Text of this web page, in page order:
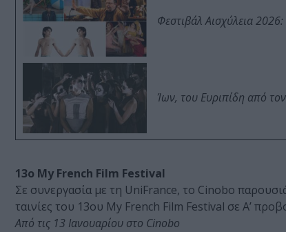
Φεστιβάλ Αισχύλεια
Ίων, του Ευριπίδη από
13ο My French Film Festival
Σε συνεργασία με τη UniFrance, το Cinobo
ταινίες του 13ου My French Film Festival σε Α’
Από τις 13 Ιανουαρίου στο Cinobo